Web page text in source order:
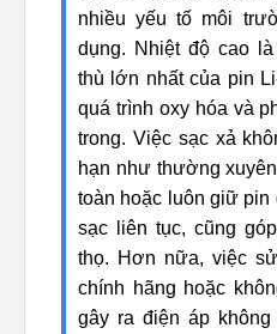
nhiều yếu tố môi
dụng. Nhiệt độ cao
thù lớn nhất của pin
quá trình oxy hóa và
trong. Việc sạc xả
hạn như thường
toàn hoặc luôn giữ
sạc liên tục, cũng
thọ. Hơn nữa, việc
chính hãng hoặc
gây ra điện áp